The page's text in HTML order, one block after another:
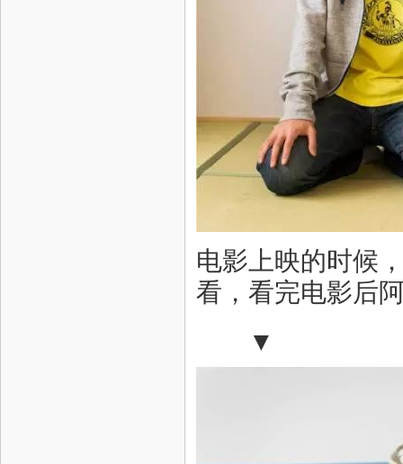
电影上映的时候
看，看完电影后
▼